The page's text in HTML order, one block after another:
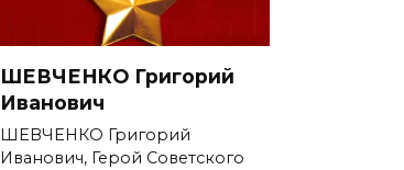
ШЕВЧЕНКО Григорий
Иванович
ШЕВЧЕНКО Григорий
Иванович, Герой Советского